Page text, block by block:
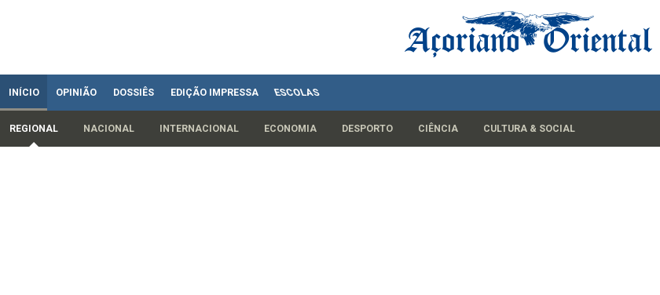
INÍCIO OPINIÃO DOSSIÊS EDIÇÃO IMPRESSA ESCOLAS
REGIONAL NACIONAL INTERNACIONAL ECONOMIA DESPORTO CIÊNCIA CULTURA & SOCIAL